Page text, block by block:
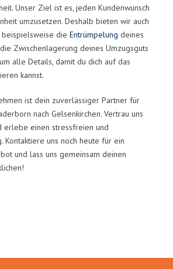
Unser Ziel ist es, jeden Kundenwunsch
umzusetzen. Deshalb bieten wir auch
die Entrümpelung deines
Zwischenlagerung deines Umzugsguts
alle Details, damit du dich auf das
kannst.
ist dein zuverlässiger Partner für
nach Gelsenkirchen. Vertrau uns
erlebe einen stressfreien und
Kontaktiere uns noch heute für ein
und lass uns gemeinsam deinen